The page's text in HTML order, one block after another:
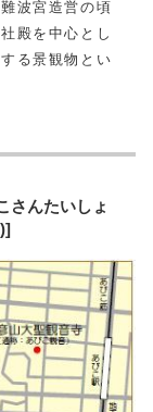
波宮造営の頃
殿を中心とし
る景観物とい
さんたいしょ